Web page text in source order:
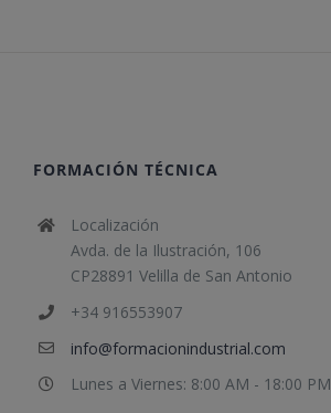
FORMACIÓN TÉCNICA
Localización
Avda. de la Ilustración, 106
CP28891 Velilla de San Antonio
+34 916553907
info@formacionindustrial.com
Lunes a Viernes: 8:00 AM - 18:00 PM